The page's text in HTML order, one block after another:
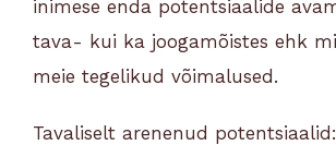
inimese enda potentsiaalide
tava- kui ka joogamõistes ehk
meie tegelikud võimalused.
Tavaliselt arenenud